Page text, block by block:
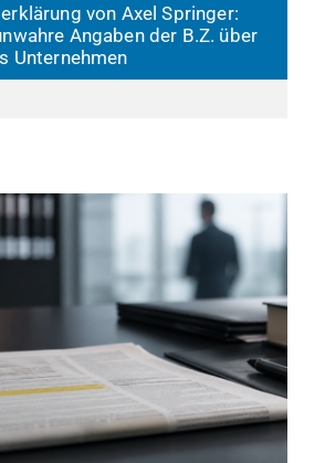
von Axel Springer:
Angaben der B.Z. über
Unternehmen